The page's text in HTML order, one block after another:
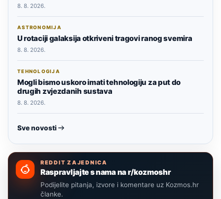
8. 8. 2026.
ASTRONOMIJA
U rotaciji galaksija otkriveni tragovi ranog svemira
8. 8. 2026.
TEHNOLOGIJA
Mogli bismo uskoro imati tehnologiju za put do
drugih zvjezdanih sustava
8. 8. 2026.
Sve novosti
REDDIT ZAJEDNICA
Raspravljajte s nama na r/kozmoshr
Podijelite pitanja, izvore i komentare uz Kozmos.hr
članke.